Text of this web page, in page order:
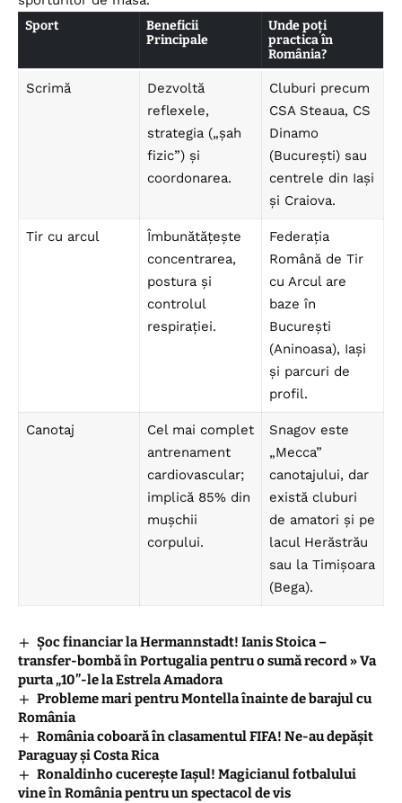
Sport
Beneficii
Principale
Unde poți
practica în
România?
Scrimă
Dezvoltă
reflexele,
strategia („șah
fizic”) și
coordonarea.
Cluburi precum
CSA Steaua, CS
Dinamo
(București) sau
centrele din Iași
și Craiova.
Tir cu arcul
Îmbunătățește
concentrarea,
postura și
controlul
respirației.
Federația
Română de Tir
cu Arcul are
baze în
București
(Aninoasa), Iași
și parcuri de
profil.
Canotaj
Cel mai complet
antrenament
cardiovascular;
implică 85% din
mușchii
corpului.
Snagov este
„Mecca”
canotajului, dar
există cluburi
de amatori și pe
lacul Herăstrău
sau la Timișoara
(Bega).
Șoc financiar la Hermannstadt! Ianis Stoica –
transfer-bombă în Portugalia pentru o sumă record » Va
purta „10”-le la Estrela Amadora
Probleme mari pentru Montella înainte de barajul cu
România
România coboară în clasamentul FIFA! Ne-au depășit
Paraguay și Costa Rica
Ronaldinho cucerește Iașul! Magicianul fotbalului
vine în România pentru un spectacol de vis